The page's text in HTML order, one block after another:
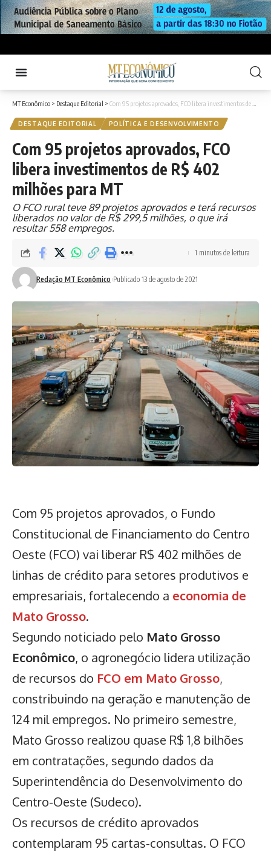
MT Econômico > Destaque Editorial > Com 95 projetos aprovados, FCO libera investimentos de R$ 402 milhões para MT
DESTAQUE EDITORIAL POLÍTICA E DESENVOLVIMENTO
Com 95 projetos aprovados, FCO
libera investimentos de R$ 402
milhões para MT
O FCO rural teve 89 projetos aprovados e terá recursos
liberados no valor de R$ 299,5 milhões, o que irá
resultar 558 empregos.
Redação MT Econômico Publicado 13 de agosto de 2021
1 minutos de leitura
Com 95 projetos aprovados, o Fundo
Constitucional de Financiamento do Centro
Oeste (FCO) vai liberar R$ 402 milhões de
linhas de crédito para setores produtivos e
empresariais, fortalecendo a economia de
Mato Grosso.
Segundo noticiado pelo Mato Grosso
Econômico, o agronegócio lidera utilização
de recursos do FCO em Mato Grosso,
constribuindo na geração e manutenção de
124 mil empregos. No primeiro semestre,
Mato Grosso realizou quase R$ 1,8 bilhões
em contratações, segundo dados da
Superintendência do Desenvolvimento do
Centro-Oeste (Sudeco).
Os recursos de crédito aprovados
contemplaram 95 cartas-consultas. O FCO